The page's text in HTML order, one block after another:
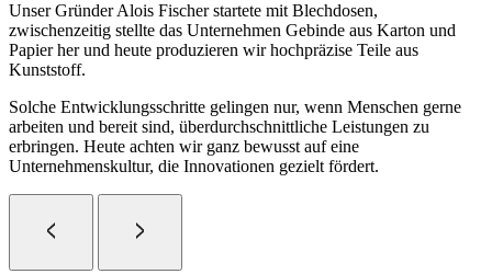
Unser Gründer Alois Fischer startete mit Blechdosen,
zwischenzeitig stellte das Unternehmen Gebinde aus Karton und
Papier her und heute produzieren wir hochpräzise Teile aus
Kunststoff.
Solche Entwicklungsschritte gelingen nur, wenn Menschen gerne
arbeiten und bereit sind, überdurchschnittliche Leistungen zu
erbringen. Heute achten wir ganz bewusst auf eine
Unternehmenskultur, die Innovationen gezielt fördert.